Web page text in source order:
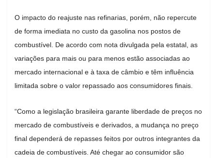
O impacto do reajuste nas refinarias, porém, não repercute
de forma imediata no custo da gasolina nos postos de
combustível. De acordo com nota divulgada pela estatal, as
variações para mais ou para menos estão associadas ao
mercado internacional e à taxa de câmbio e têm influência
limitada sobre o valor repassado aos consumidores finais.
“Como a legislação brasileira garante liberdade de preços no
mercado de combustíveis e derivados, a mudança no preço
final dependerá de repasses feitos por outros integrantes da
cadeia de combustíveis. Até chegar ao consumidor são